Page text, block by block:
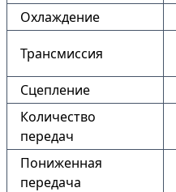
Охлаждение
Трансмиссия
Сцепление
Количество
передач
Пониженная
передача